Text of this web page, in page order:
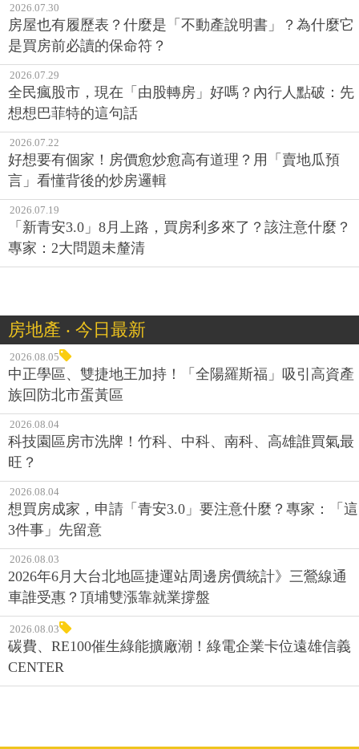
2026.07.30
房屋也有履歷表？什麼是「不動產說明書」？為什麼它
是買房前必讀的保命符？
2026.07.29
全民瘋股市，現在「由股轉房」好嗎？內行人點破：先
想想巴菲特的這句話
2026.07.22
好想要有個家！房價愈炒愈高有道理？用「賣地瓜預
言」看懂背後的炒房邏輯
2026.07.19
「新青安3.0」8月上路，買房利多來了？該注意什麼？
專家：2大問題未釐清
房地產 ‧ 今日最新
2026.08.05
中正學區、雙捷地王加持！「全陽羅斯福」吸引高資產
族回防北市蛋黃區
2026.08.04
科技園區房市洗牌！竹科、中科、南科、高雄誰買氣最
旺？
2026.08.04
想買房成家，申請「青安3.0」要注意什麼？專家：「這
3件事」先留意
2026.08.03
2026年6月大台北地區捷運站周邊房價統計》三鶯線通
車誰受惠？頂埔雙漲靠就業撐盤
2026.08.03
碳費、RE100催生綠能擴廠潮！綠電企業卡位遠雄信義
CENTER